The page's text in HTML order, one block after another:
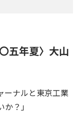
年夏〉 大山
ーナルと東京工業
？」